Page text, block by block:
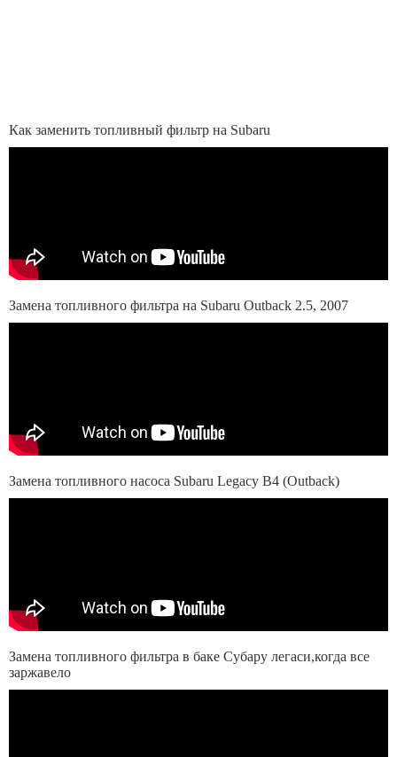
Как заменить топливный фильтр на Subaru
Замена топливного фильтра на Subaru Outback 2.5, 2007
Замена топливного насоса Subaru Legacy B4 (Outback)
Замена топливного фильтра в баке Субару легаси,когда все
заржавело